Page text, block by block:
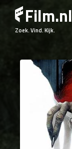
Film.nl
Zoek. Vind. Kijk.